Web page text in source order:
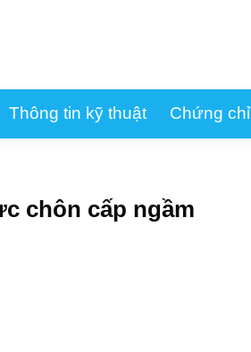
Thông tin kỹ thuật Chứng chỉ
chôn cấp ngầm